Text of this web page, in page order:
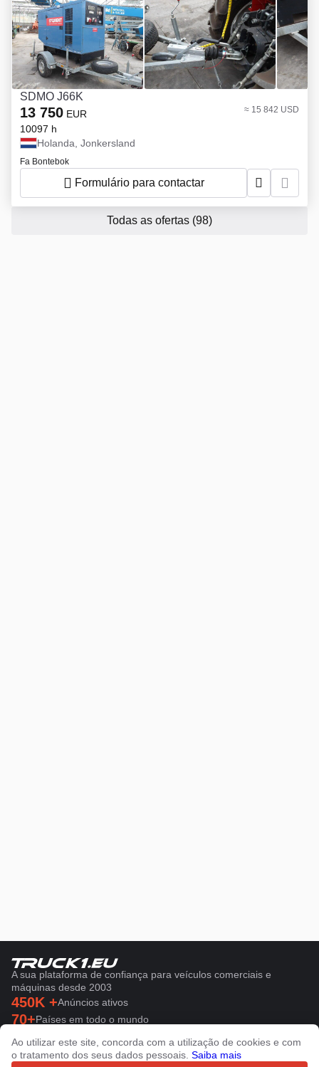
SDMO J66K
13 750 EUR ≈ 15 842 USD
10097 h
Holanda, Jonkersland
Fa Bontebok
Formulário para contactar
Todas as ofertas (98)
A sua plataforma de confiança para veículos comerciais e
máquinas desde 2003
450K +Anúncios ativos
70+Países em todo o mundo
36 Idiomas suportados
4.7/5
Ao utilizar este site, concorda com a utilização de cookies e com
o tratamento dos seus dados pessoais. Saiba mais